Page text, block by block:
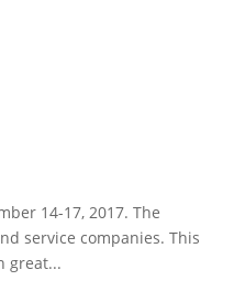
14-17, 2017. The
service companies. This
great...